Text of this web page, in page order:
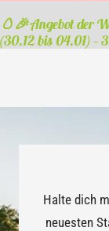
🥚🎉 Angebot der
(30.12 bis 04.01) –
Halte dich
neuesten